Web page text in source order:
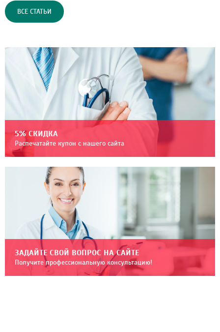
ВСЕ СТАТЬИ
5% СКИДКА
Распечатайте купон с нашего сайта
ЗАДАЙТЕ СВОЙ ВОПРОС НА САЙТЕ
Получите профессиональную консультацию!